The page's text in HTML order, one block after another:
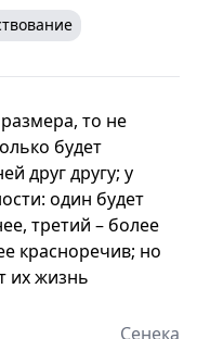
то не
будет
друг другу; у
один будет
третий – более
красноречив; но
их жизнь
Сенека